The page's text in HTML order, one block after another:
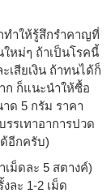
ทำให้รู้สึกรำคาญที่
หม่ๆ ถ้าเป็นโรคนี้
เสียเงิน ถ้าทนได้ก็
ก ก็แนะนำให้ซื้อ
ด 5 กรัม ราคา
รเทาอาการปวด
อีกครับ)
ม็ดละ 5 สตางค์)
ละ 1-2 เม็ด